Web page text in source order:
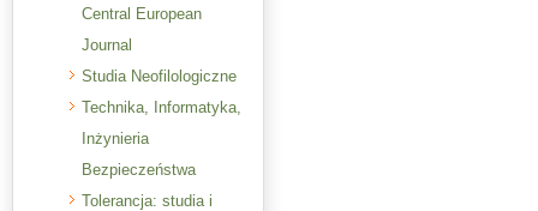
Central European
Journal
Studia Neofilologiczne
Technika, Informatyka,
Inżynieria
Bezpieczeństwa
Tolerancja: studia i